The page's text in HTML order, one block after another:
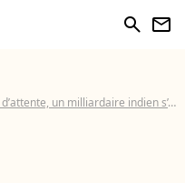
search newsletter
indien s’offre le Palais Vénitien de Cannes pour plus de 100 millions d’euros